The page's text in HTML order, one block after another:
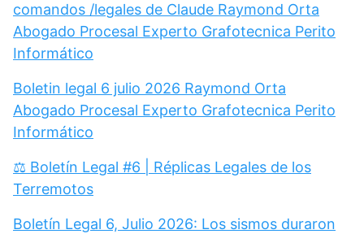
comandos /legales de Claude Raymond Orta
Abogado Procesal Experto Grafotecnica Perito
Informático
Boletin legal 6 julio 2026 Raymond Orta
Abogado Procesal Experto Grafotecnica Perito
Informático
⚖️ Boletín Legal #6 | Réplicas Legales de los
Terremotos
Boletín Legal 6, Julio 2026: Los sismos duraron